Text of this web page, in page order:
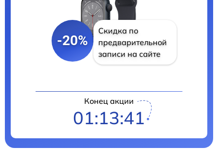
-20%
Скидка по
предварительной
записи на сайте
Конец акции
01:13:40